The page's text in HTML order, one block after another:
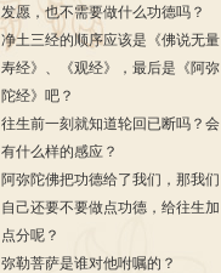
发愿，也不需要做什么功德吗？
净土三经的顺序应该是《佛说无量
寿经》、《观经》，最后是《阿弥
陀经》吧？
往生前一刻就知道轮回已断吗？会
有什么样的感应？
阿弥陀佛把功德给了我们，那我们
自己还要不要做点功德，给往生加
点分呢？
弥勒菩萨是谁对他咐嘱的？